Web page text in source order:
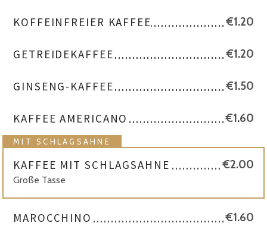
KOFFEINFREIER KAFFEE €1.20
GETREIDEKAFFEE €1.20
GINSENG-KAFFEE €1.50
KAFFEE AMERICANO €1.60
MIT SCHLAGSAHNE
KAFFEE MIT SCHLAGSAHNE
Große Tasse
€2.00
MAROCCHINO €1.60